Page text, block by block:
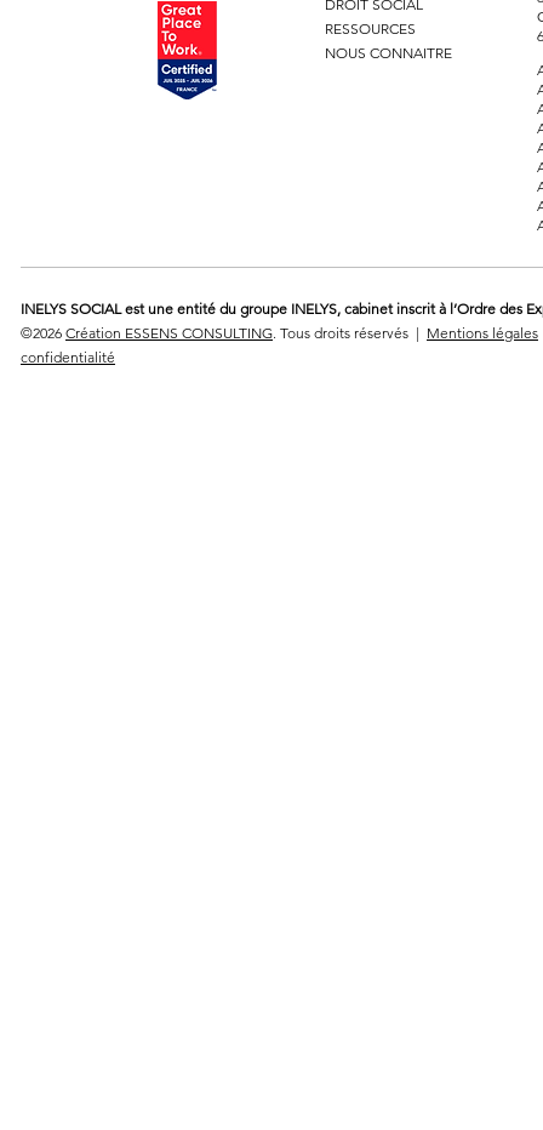
DROIT SOCIAL
RESSOURCES
NOUS CONNAITRE
INELYS SOCIAL est une entité du groupe INELYS, cabinet inscrit à l’Ordre des
©2026 Création ESSENS CONSULTING. Tous droits réservés | Mentions légales
confidentialité